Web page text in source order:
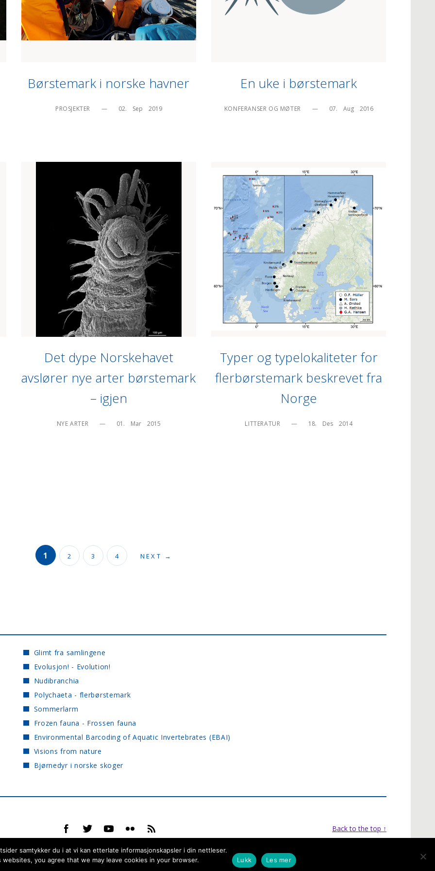
Børstemark i norske havner
PROSJEKTER — 02.    Sep    2019
En uke i børstemark
KONFERANSER OG MØTER — 07.    Aug    2016
Det dype Norskehavet
avslører nye arter børstemark
– igjen
NYE ARTER — 01.    Mar    2015
Typer og typelokaliteter for
flerbørstemark beskrevet fra
Norge
LITTERATUR — 18.    Des    2014
1 2 3 4 NEXT →
Glimt fra samlingene
Evolusjon! - Evolution!
Nudibranchia
Polychaeta - flerbørstemark
Sommerlarm
Frozen fauna - Frossen fauna
Environmental Barcoding of Aquatic Invertebrates (EBAI)
Visions from nature
Bjørnedyr i norske skoger
Back to the top ↑
samtykker du i at vi kan etterlate informasjonskapsler i din nettleser.
websites, you agree that we may leave cookies in your browser.
Lukk Les mer